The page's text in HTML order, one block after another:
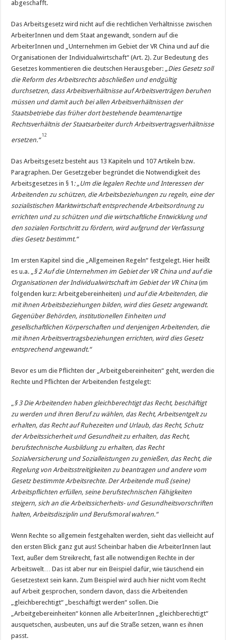
abgeschafft.
Das Arbeitsgesetz wird nicht auf die rechtlichen Verhältnisse zwischen
ArbeiterInnen und dem Staat angewandt, sondern auf die
ArbeiterInnen und „Unternehmen im Gebiet der VR China und auf die
Organisationen der Individualwirtschaft“ (Art. 2). Zur Bedeutung des
Gesetzes kommentieren die deutschen Herausgeber: „Dies Gesetz soll
die Reform des Arbeitsrechts abschließen und endgültig
durchsetzen, dass Arbeitsverhältnisse auf Arbeitsverträgen beruhen
müssen und damit auch bei allen Arbeitsverhältnissen der
Staatsbetriebe das früher dort bestehende beamtenartige
Rechtsverhältnis der Staatsarbeiter durch Arbeitsvertragsverhältnisse
ersetzen.“
12
Das Arbeitsgesetz besteht aus 13 Kapiteln und 107 Artikeln bzw.
Paragraphen. Der Gesetzgeber begründet die Notwendigkeit des
Arbeitsgesetzes in § 1 : „Um die legalen Rechte und Interessen der
Arbeitenden zu schützen, die Arbeitsbeziehungen zu regeln, eine der
sozialistischen Marktwirtschaft entsprechende Arbeitsordnung zu
errichten und zu schützen und die wirtschaftliche Entwicklung und
den sozialen Fortschritt zu fördern, wird aufgrund der Verfassung
dies Gesetz bestimmt.“
Im ersten Kapitel sind die „Allgemeinen Regeln“ festgelegt. Hier heißt
es u.a. „ § 2 Auf die Unternehmen im Gebiet der VR China und auf die
Organisationen der Individualwirtschaft im Gebiet der VR China(im
folgenden kurz: Arbeitgebereinheiten) und auf die Arbeitenden, die
mit ihnen Arbeitsbeziehungen bilden, wird dies Gesetz angewandt.
Gegenüber Behörden, institutionellen Einheiten und
gesellschaftlichen Körperschaften und denjenigen Arbeitenden, die
mit ihnen Arbeitsvertragsbeziehungen errichten, wird dies Gesetz
entsprechend angewandt.“
Bevor es um die Pflichten der „Arbeitgebereinheiten“ geht, werden die
Rechte und Pflichten der Arbeitenden festgelegt:
§ 3 Die Arbeitenden haben gleichberechtigt das Recht, beschäftigt
zu werden und ihren Beruf zu wählen, das Recht, Arbeitsentgelt zu
erhalten, das Recht auf Ruhezeiten und Urlaub, das Recht, Schutz
der Arbeitssicherheit und Gesundheit zu erhalten, das Recht,
berufstechnische Ausbildung zu erhalten, das Recht
Sozialversicherung und Sozialleistungen zu genießen, das Recht, die
Regelung von Arbeitsstreitigkeiten zu beantragen und andere vom
Gesetz bestimmte Arbeitsrechte. Der Arbeitende muß (seine)
Arbeitspflichten erfüllen, seine berufstechnischen Fähigkeiten
steigern, sich an die Arbeitssicherheits- und Gesundheitsvorschriften
halten, Arbeitsdisziplin und Berufsmoral wahren.“
Wenn Rechte so allgemein festgehalten werden, sieht das vielleicht auf
den ersten Blick ganz gut aus! Scheinbar haben die ArbeiterInnen laut
Text, außer dem Streikrecht, fast alle notwendigen Rechte in der
Arbeitswelt… Das ist aber nur ein Beispiel dafür, wie täuschend ein
Gesetzestext sein kann. Zum Beispiel wird auch hier nicht vom Recht
auf Arbeit gesprochen, sondern davon, dass die Arbeitenden
„gleichberechtigt“ „beschäftigt werden“ sollen. Die
„Arbeitgebereinheiten“ können alle ArbeiterInnen „gleichberechtigt“
ausquetschen, ausbeuten, uns auf die Straße setzen, wann es ihnen
passt.